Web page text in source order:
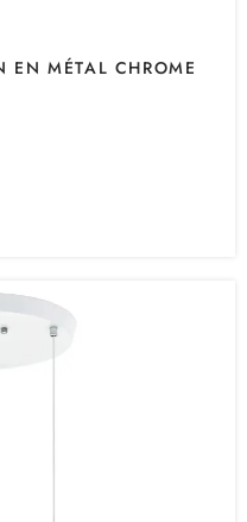
MÉTAL CHROME